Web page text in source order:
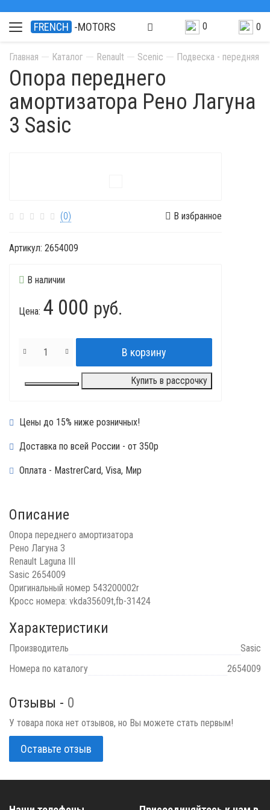
FRENCH -MOTORS 0 0
Главная Каталог Renault Scenic Подвеска - передняя
Опора переднего
амортизатора Рено Лагуна
3 Sasic
(0) В избранное
Артикул: 2654009
В наличии
Цена: 4 000 руб.
Купить в рассрочку
Цены до 15% ниже розничных!
Доставка по всей России - от 350р
Оплата - MastrerCard, Visa, Мир
Описание
Опора переднего амортизатора
Рено Лагуна 3
Renault Laguna III
Sasic 2654009
Оригинальный номер 543200002r
Кросс номера: vkda35609t,fb-31424
Характеристики
Производитель
Sasic
Номера по каталогу
2654009
Отзывы - 0
У товара пока нет отзывов, но Вы можете стать первым!
Оставьте отзыв